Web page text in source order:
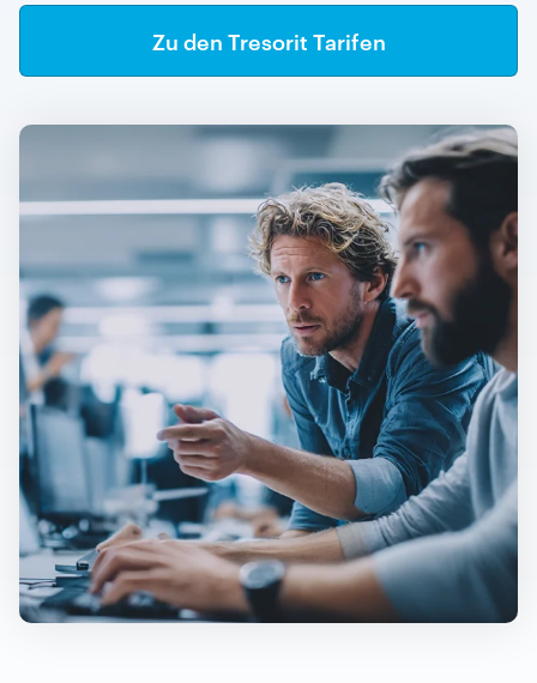
Zu den Tresorit Tarifen